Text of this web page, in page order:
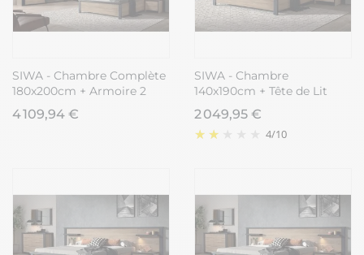
SIWA - Chambre Complète
180x200cm + Armoire 2
Portes 217cm
4 109,94 €
SIWA - Chambre
140x190cm + Tête de Lit
avec Leds + Chevets +
Commode
2 049,95 €
4/10